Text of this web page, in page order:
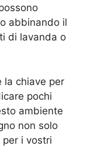
abbinando il
di lavanda o
la chiave per
pochi
ambiente
non solo
i vostri